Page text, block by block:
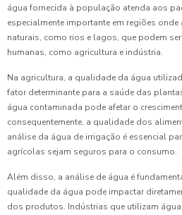
água fornecida à população atenda aos
especialmente importante em regiões onde
naturais, como rios e lagos, que podem
humanas, como agricultura e indústria.
Na agricultura, a qualidade da água
fator determinante para a saúde das
água contaminada pode afetar o
consequentemente, a qualidade dos
análise da água de irrigação é essencial
agrícolas sejam seguros para o consumo.
Além disso, a análise de água é
qualidade da água pode impactar
dos produtos. Indústrias que utilizam